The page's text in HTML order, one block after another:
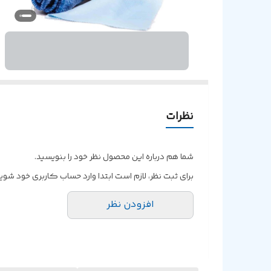
نظرات
شما هم درباره این محصول نظر خود را بنویسید.
برای ثبت نظر، لازم است ابتدا وارد حساب کاربری خود
افزودن نظر